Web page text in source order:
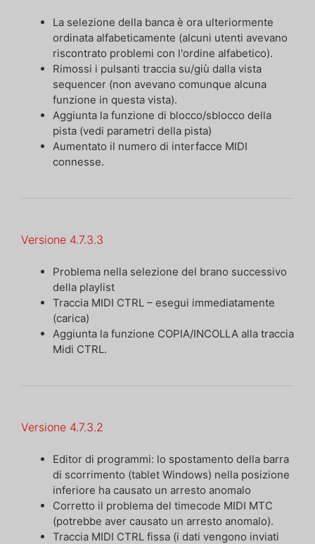
La selezione della banca è ora ulteriormente
ordinata alfabeticamente (alcuni utenti avevano
riscontrato problemi con l'ordine alfabetico).
Rimossi i pulsanti traccia su/giù dalla vista
sequencer (non avevano comunque alcuna
funzione in questa vista).
Aggiunta la funzione di blocco/sblocco della
pista (vedi parametri della pista)
Aumentato il numero di interfacce MIDI
connesse.
Versione 4.7.3.3
Problema nella selezione del brano successivo
della playlist
Traccia MIDI CTRL – esegui immediatamente
(carica)
Aggiunta la funzione COPIA/INCOLLA alla traccia
Midi CTRL.
Versione 4.7.3.2
Editor di programmi: lo spostamento della barra
di scorrimento (tablet Windows) nella posizione
inferiore ha causato un arresto anomalo
Corretto il problema del timecode MIDI MTC
(potrebbe aver causato un arresto anomalo).
Traccia MIDI CTRL fissa (i dati vengono inviati